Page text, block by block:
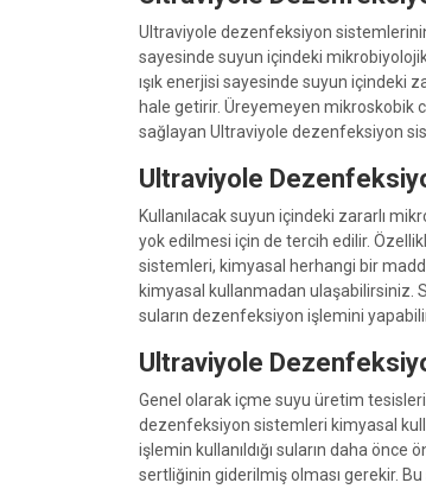
Ultraviyole dezenfeksiyon
sayesinde suyun içindeki
ışık enerjisi sayesinde suyun içindeki
hale getirir. Üreyemeyen mikroskobik
sağlayan Ultraviyole dezenfeksiyon
Ultraviyole
Kullanılacak suyun içindeki zararlı
yok edilmesi için de tercih edilir.
sistemleri, kimyasal herhangi bir
kimyasal kullanmadan ulaşabilirsiniz.
suların dezenfeksiyon işlemini
Ultraviyole
Genel olarak içme suyu üretim
dezenfeksiyon sistemleri kimyasal
işlemin kullanıldığı suların daha önce
sertliğinin giderilmiş olması gerekir.